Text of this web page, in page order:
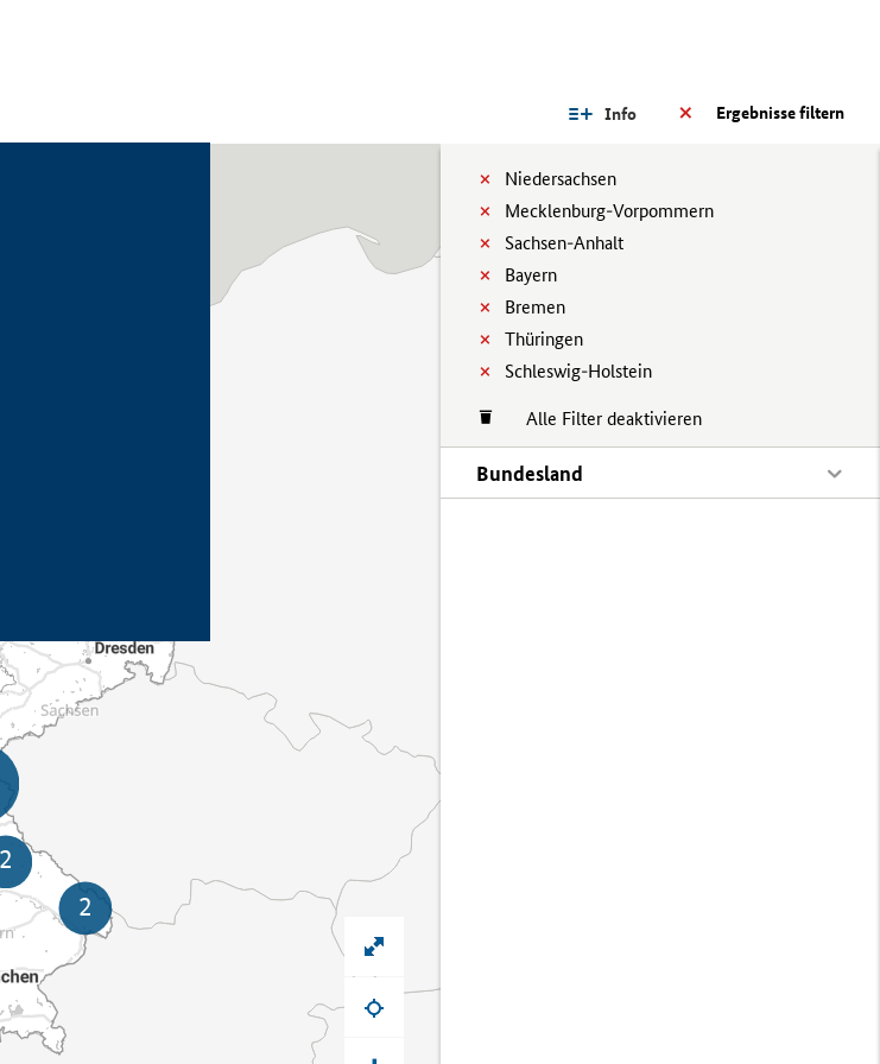
Ergebnisse filtern
Info
Niedersachsen
Mecklenburg-Vorpommern
Sachsen-Anhalt
Bayern
Bremen
Thüringen
Schleswig-Holstein
Alle Filter deaktivieren
Bundesland